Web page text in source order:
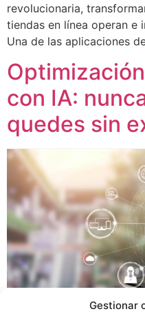
Gestionar
revolucionaria,
tiendas en línea operan e
Una de las aplicaciones
con IA:
quedes sin